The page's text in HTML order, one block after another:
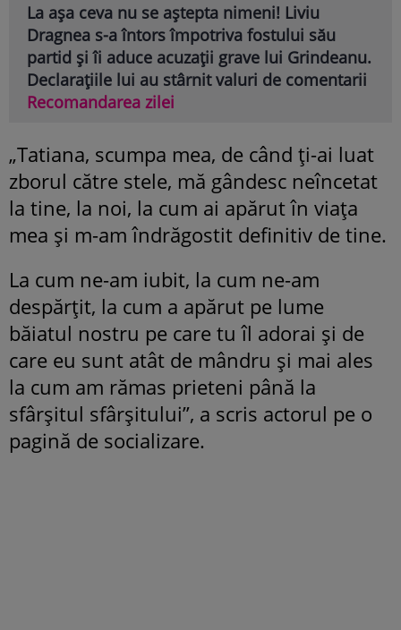
La așa ceva nu se aștepta nimeni! Liviu
Dragnea s-a întors împotriva fostului său
partid și îi aduce acuzații grave lui Grindeanu.
Declarațiile lui au stârnit valuri de comentarii
Recomandarea zilei
„Tatiana, scumpa mea, de când ţi-ai luat
zborul către stele, mă gândesc neîncetat
la tine, la noi, la cum ai apărut în viaţa
mea şi m-am îndrăgostit definitiv de tine.
La cum ne-am iubit, la cum ne-am
despărţit, la cum a apărut pe lume
băiatul nostru pe care tu îl adorai şi de
care eu sunt atât de mândru şi mai ales
la cum am rămas prieteni până la
sfârşitul sfârşitului”, a scris actorul pe o
pagină de socializare.